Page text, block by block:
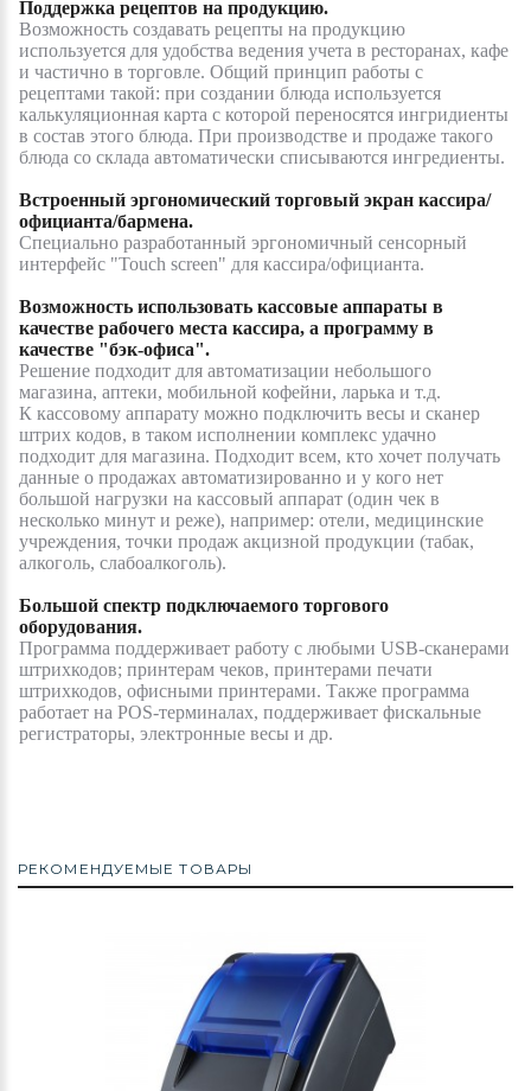
Поддержка рецептов на продукцию.
Возможность создавать рецепты на продукцию
используется для удобства ведения учета в ресторанах, кафе
и частично в торговле. Общий принцип работы с
рецептами такой: при создании блюда используется
калькуляционная карта с которой переносятся ингридиенты
в состав этого блюда. При производстве и продаже такого
блюда со склада автоматически списываются ингредиенты.
Встроенный эргономический торговый экран кассира/
официанта/бармена.
Специально разработанный эргономичный сенсорный
интерфейс "Touch screen" для кассира/официанта.
Возможность использовать кассовые аппараты в
качестве рабочего места кассира, а программу в
качестве "бэк-офиса".
Решение подходит для автоматизации небольшого
магазина, аптеки, мобильной кофейни, ларька и т.д.
К кассовому аппарату можно подключить весы и сканер
штрих кодов, в таком исполнении комплекс удачно
подходит для магазина. Подходит всем, кто хочет получать
данные о продажах автоматизированно и у кого нет
большой нагрузки на кассовый аппарат (один чек в
несколько минут и реже), например: отели, медицинские
учреждения, точки продаж акцизной продукции (табак,
алкоголь, слабоалкоголь).
Большой спектр подключаемого торгового
оборудования.
Программа поддерживает работу с любыми USB-сканерами
штрихкодов; принтерам чеков, принтерами печати
штрихкодов, офисными принтерами. Также программа
работает на POS-терминалах, поддерживает фискальные
регистраторы, электронные весы и др.
РЕКОМЕНДУЕМЫЕ ТОВАРЫ